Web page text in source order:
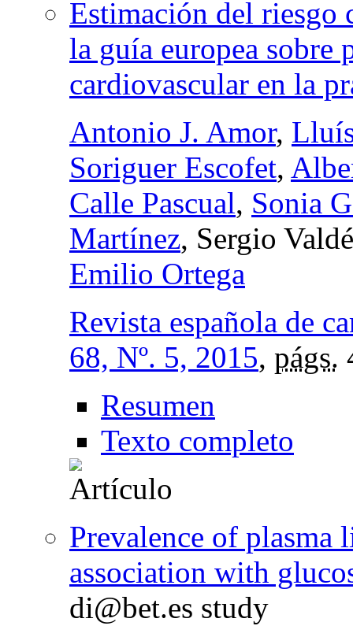
Estimación del riesgo
la guía europea sobre
cardiovascular en la
Antonio J. Amor,
Soriguer Escofet,
Calle Pascual, Sonia
Martínez, Sergio
Emilio Ortega
Revista española de
68, Nº. 5, 2015, págs.
Resumen
Texto completo
Prevalence of plasma
association with
di@bet.es study